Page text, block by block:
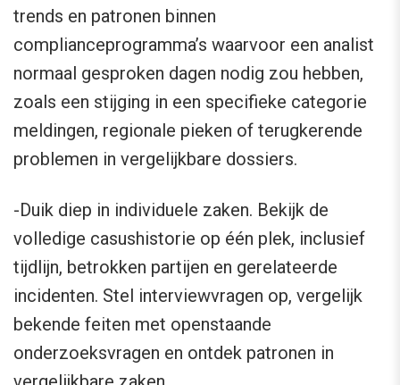
trends en patronen binnen
complianceprogramma’s waarvoor een analist
normaal gesproken dagen nodig zou hebben,
zoals een stijging in een specifieke categorie
meldingen, regionale pieken of terugkerende
problemen in vergelijkbare dossiers.
-Duik diep in individuele zaken. Bekijk de
volledige casushistorie op één plek, inclusief
tijdlijn, betrokken partijen en gerelateerde
incidenten. Stel interviewvragen op, vergelijk
bekende feiten met openstaande
onderzoeksvragen en ontdek patronen in